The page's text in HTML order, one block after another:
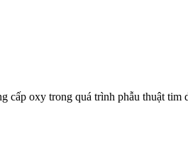
cấp oxy trong quá trình phẫu thuật tim